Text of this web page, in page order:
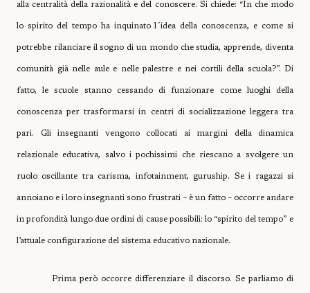
alla centralità della razionalità e del conoscere. Si chiede: “In che modo
lo spirito del tempo ha inquinato l´idea della conoscenza, e come si
potrebbe rilanciare il sogno di un mondo che studia, apprende, diventa
comunità già nelle aule e nelle palestre e nei cortili della scuola?”. Di
fatto, le scuole stanno cessando di funzionare come luoghi della
conoscenza per trasformarsi in centri di socializzazione leggera tra
pari. Gli insegnanti vengono collocati ai margini della dinamica
relazionale educativa, salvo i pochissimi che riescano a svolgere un
ruolo oscillante tra carisma, infotainment, guruship. Se i ragazzi si
annoiano e i loro insegnanti sono frustrati – è un fatto – occorre andare
in profondità lungo due ordini di cause possibili: lo “spirito del tempo” e
l’attuale configurazione del sistema educativo nazionale.
Prima però occorre differenziare il discorso. Se parliamo di